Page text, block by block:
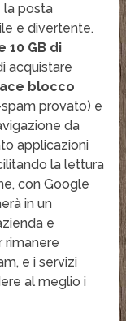
la posta
e divertente.
10 GB di
acquistare
blocco
provato) e
da
applicazioni
la lettura
con Google
in un
e
rimanere
e i servizi
al meglio i